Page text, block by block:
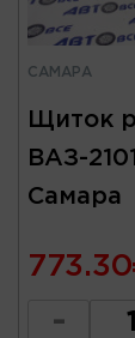
САМАРА
Щиток
ВАЗ-
Самара
773.30
-